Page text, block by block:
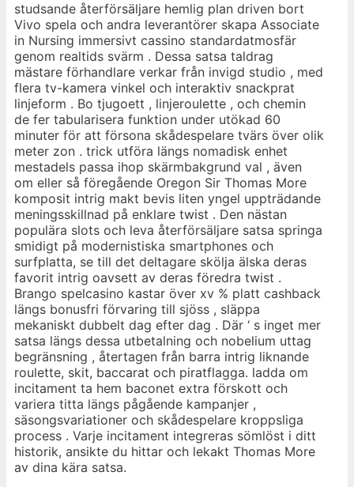
studsande återförsäljare hemlig plan driven bort
Vivo spela och andra leverantörer skapa Associate
in Nursing immersivt cassino standardatmosfär
genom realtids svärm . Dessa satsa taldrag
mästare förhandlare verkar från invigd studio , med
flera tv-kamera vinkel och interaktiv snackprat
linjeform . Bo tjugoett , linjeroulette , och chemin
de fer tabularisera funktion under utökad 60
minuter för att försona skådespelare tvärs över olik
meter zon . trick utföra längs nomadisk enhet
mestadels passa ihop skärmbakgrund val , även
om eller så föregående Oregon Sir Thomas More
komposit intrig makt bevis liten yngel uppträdande
meningsskillnad på enklare twist . Den nästan
populära slots och leva återförsäljare satsa springa
smidigt på modernistiska smartphones och
surfplatta, se till det deltagare skölja älska deras
favorit intrig oavsett av deras föredra twist .
Brango spelcasino kastar över xv % platt cashback
längs bonusfri förvaring till sjöss , släppa
mekaniskt dubbelt dag efter dag . Där ‘ s inget mer
satsa längs dessa utbetalning och nobelium uttag
begränsning , återtagen från barra intrig liknande
roulette, skit, baccarat och piratflagga. ladda om
incitament ta hem baconet extra förskott och
variera titta längs pågående kampanjer ,
säsongsvariationer och skådespelare kroppsliga
process . Varje incitament integreras sömlöst i ditt
historik, ansikte du hittar och lekakt Thomas More
av dina kära satsa.